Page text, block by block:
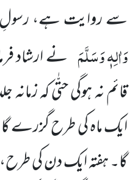
سےروایت ہے،
وَاٰلِہٖ وَسَلَّمَ نے ارشاد
قائم نہ ہوگی حتّٰی کہ
ایک ماہ کی طرح گزرے
گا۔ ہفتہ ایک دن کی